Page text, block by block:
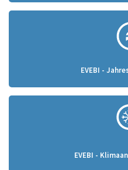
EVEBI -
EVEBI -